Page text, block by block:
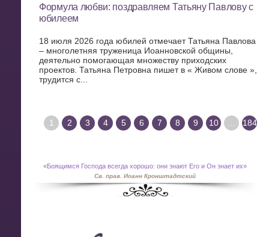
Формула любви: поздравляем Татьяну Павлову с
юбилеем
18 июля 2026 года юбилей отмечает Татьяна Павлова
– многолетняя труженица Иоанновской общины,
деятельно помогающая множеству приходских
проектов. Татьяна Петровна пишет в « Живом слове »,
трудится с...
1 2 3 4 5 6 7 8 9 10 184
«Боящимся Господа всегда хорошо: они знают Его и Он знает их»
Св. прав. Иоанн Кронштадтский